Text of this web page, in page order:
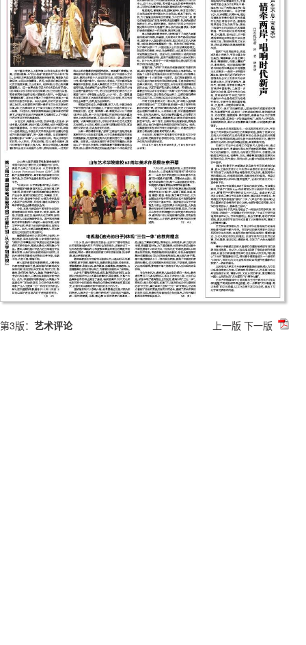
第3版： 艺术评论 上一版 下一版